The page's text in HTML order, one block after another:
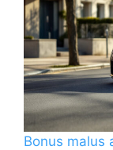
Bonus malus